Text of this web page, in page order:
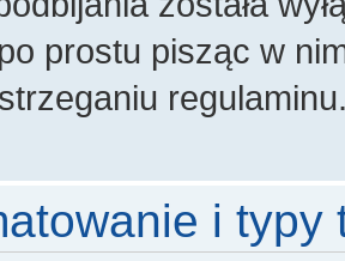
prostu pisząc w
i typy